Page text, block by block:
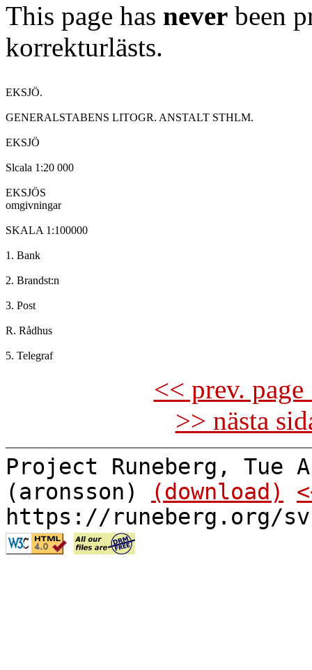
This page has never been
korrekturlästs.
EKSJÖ.
GENERALSTABENS LITOGR. ANSTALT STHLM.
EKSJÖ
Slcala 1:20 000
EKSJÖS
omgivningar
SKALA 1:100000
1. Bank
2. Brandst:n
3. Post
R. Rådhus
<< prev.
>> nästa
Project Runeberg, Tue
(aronsson)
(download)
https://runeberg.org/